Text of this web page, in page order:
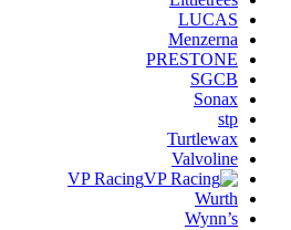
LUCAS
Menzerna
PRESTONE
SGCB
Sonax
stp
Turtlewax
Valvoline
VP Racing
Wurth
Wynn’s